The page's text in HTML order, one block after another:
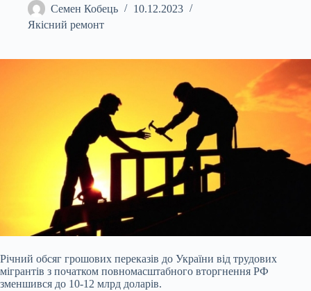
Семен Кобець
10.12.2023
Якісний ремонт
Річний обсяг грошових переказів до України від трудових
мігрантів з початком повномасштабного вторгнення РФ
зменшився до 10-12 млрд доларів.